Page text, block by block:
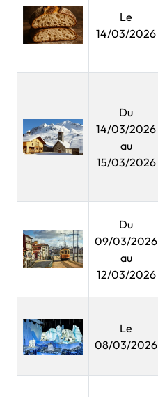
Le
14/03/2026
Du
14/03/2026
au
15/03/2026
Du
09/03/2026
au
12/03/2026
Le
08/03/2026